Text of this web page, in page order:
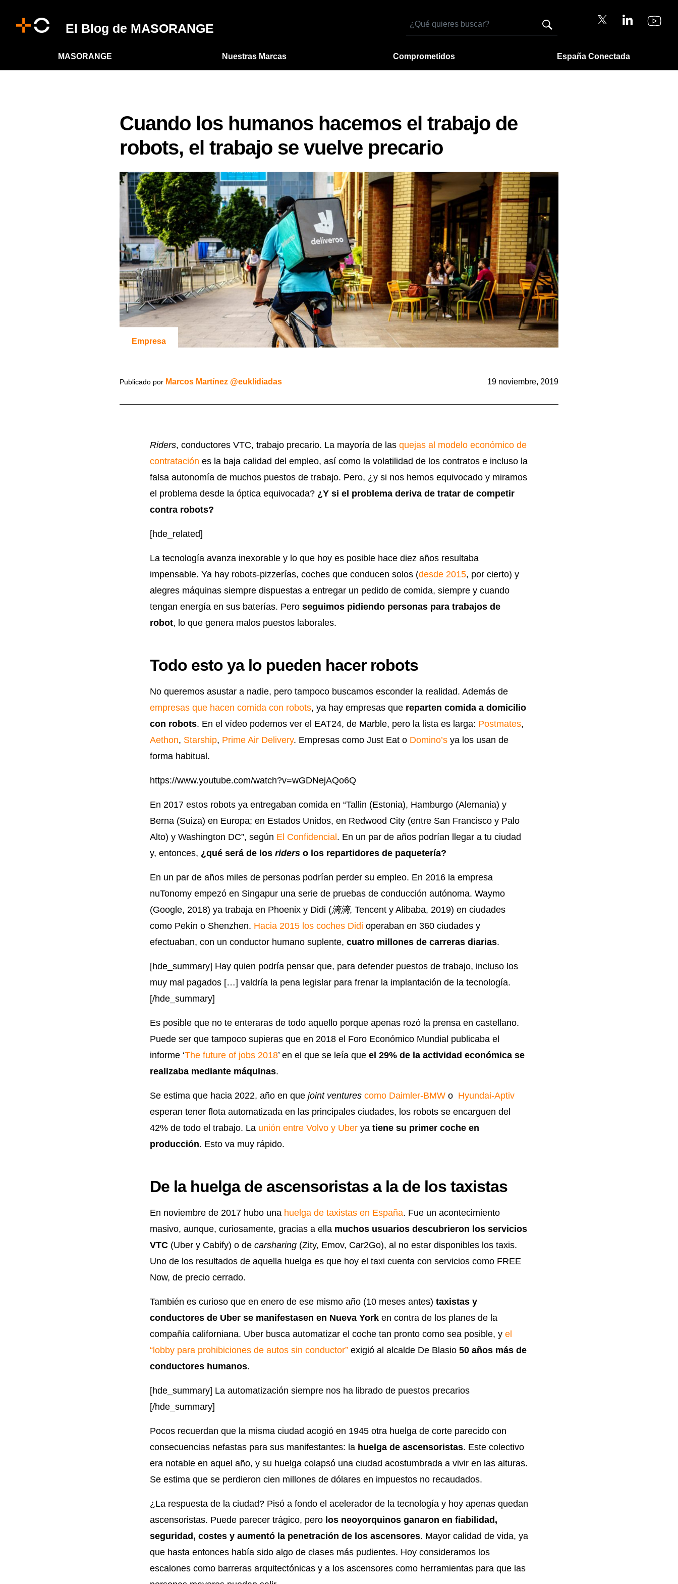
El Blog de MASORANGE
Buscar
MASORANGE Nuestras Marcas Comprometidos España Conectada
Cuando los humanos hacemos el trabajo de
robots, el trabajo se vuelve precario
Empresa
Publicado por Marcos Martínez @euklidiadas 19 noviembre, 2019
Riders, conductores VTC, trabajo precario. La mayoría de las quejas al modelo económico de
contratación es la baja calidad del empleo, así como la volatilidad de los contratos e incluso la
falsa autonomía de muchos puestos de trabajo. Pero, ¿y si nos hemos equivocado y miramos
el problema desde la óptica equivocada? ¿Y si el problema deriva de tratar de competir
contra robots?
[hde_related]
La tecnología avanza inexorable y lo que hoy es posible hace diez años resultaba
impensable. Ya hay robots-pizzerías, coches que conducen solos (desde 2015, por cierto) y
alegres máquinas siempre dispuestas a entregar un pedido de comida, siempre y cuando
tengan energía en sus baterías. Pero seguimos pidiendo personas para trabajos de
robot, lo que genera malos puestos laborales.
Todo esto ya lo pueden hacer robots
No queremos asustar a nadie, pero tampoco buscamos esconder la realidad. Además de
empresas que hacen comida con robots, ya hay empresas que reparten comida a domicilio
con robots. En el vídeo podemos ver el EAT24, de Marble, pero la lista es larga: Postmates,
Aethon, Starship, Prime Air Delivery. Empresas como Just Eat o Domino’s ya los usan de
forma habitual.
https://www.youtube.com/watch?v=wGDNejAQo6Q
En 2017 estos robots ya entregaban comida en “Tallin (Estonia), Hamburgo (Alemania) y
Berna (Suiza) en Europa; en Estados Unidos, en Redwood City (entre San Francisco y Palo
Alto) y Washington DC”, según El Confidencial . En un par de años podrían llegar a tu ciudad
y, entonces, ¿qué será de los riders o los repartidores de paquetería?
En un par de años miles de personas podrían perder su empleo. En 2016 la empresa
nuTonomy empezó en Singapur una serie de pruebas de conducción autónoma. Waymo
(Google, 2018) ya trabaja en Phoenix y Didi (滴滴, Tencent y Alibaba, 2019) en ciudades
como Pekín o Shenzhen. Hacia 2015 los coches Didi operaban en 360 ciudades y
efectuaban, con un conductor humano suplente, cuatro millones de carreras diarias.
[hde_summary] Hay quien podría pensar que, para defender puestos de trabajo, incluso los
muy mal pagados […] valdría la pena legislar para frenar la implantación de la tecnología.
[/hde_summary]
Es posible que no te enteraras de todo aquello porque apenas rozó la prensa en castellano.
Puede ser que tampoco supieras que en 2018 el Foro Económico Mundial publicaba el
informe ‘The future of jobs 2018’ en el que se leía que el 29% de la actividad económica se
realizaba mediante máquinas.
Se estima que hacia 2022, año en que joint ventures como Daimler-BMW o Hyundai-Aptiv
esperan tener flota automatizada en las principales ciudades, los robots se encarguen del
42% de todo el trabajo. La unión entre Volvo y Uber ya tiene su primer coche en
producción. Esto va muy rápido.
De la huelga de ascensoristas a la de los taxistas
En noviembre de 2017 hubo una huelga de taxistas en España. Fue un acontecimiento
masivo, aunque, curiosamente, gracias a ella muchos usuarios descubrieron los servicios
VTC (Uber y Cabify) o de carsharing (Zity, Emov, Car2Go), al no estar disponibles los taxis.
Uno de los resultados de aquella huelga es que hoy el taxi cuenta con servicios como FREE
Now, de precio cerrado.
También es curioso que en enero de ese mismo año (10 meses antes) taxistas y
conductores de Uber se manifestasen en Nueva York en contra de los planes de la
compañía californiana. Uber busca automatizar el coche tan pronto como sea posible, y el
“lobby para prohibiciones de autos sin conductor” exigió al alcalde De Blasio 50 años más de
conductores humanos.
[hde_summary] La automatización siempre nos ha librado de puestos precarios
[/hde_summary]
Pocos recuerdan que la misma ciudad acogió en 1945 otra huelga de corte parecido con
consecuencias nefastas para sus manifestantes: la huelga de ascensoristas. Este colectivo
era notable en aquel año, y su huelga colapsó una ciudad acostumbrada a vivir en las alturas.
Se estima que se perdieron cien millones de dólares en impuestos no recaudados.
¿La respuesta de la ciudad? Pisó a fondo el acelerador de la tecnología y hoy apenas quedan
ascensoristas. Puede parecer trágico, pero los neoyorquinos ganaron en fiabilidad,
seguridad, costes y aumentó la penetración de los ascensores. Mayor calidad de vida, ya
que hasta entonces había sido algo de clases más pudientes. Hoy consideramos los
escalones como barreras arquitectónicas y a los ascensores como herramientas para que las